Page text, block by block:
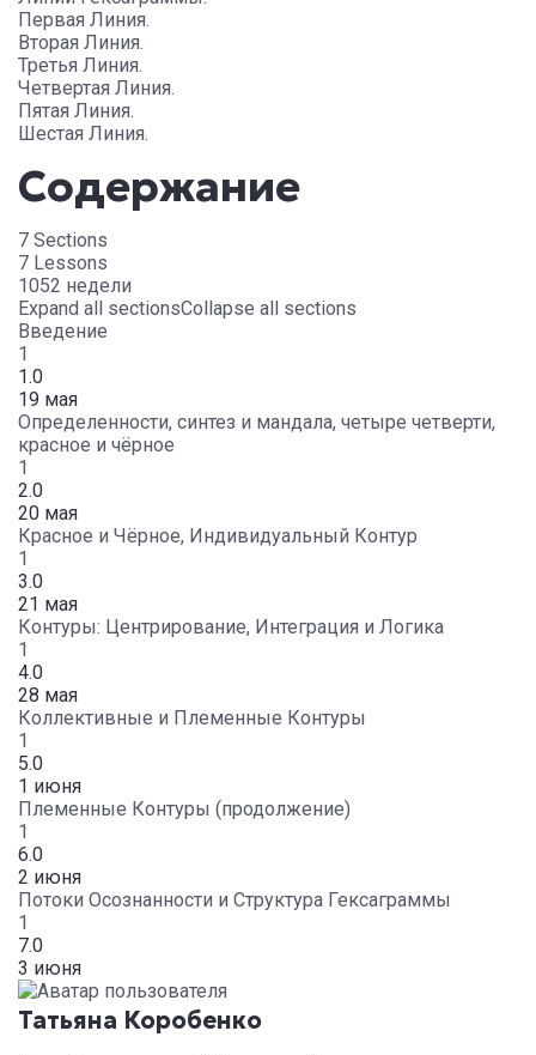
Первая Линия.
Вторая Линия.
Третья Линия.
Четвертая Линия.
Пятая Линия.
Шестая Линия.
Содержание
7 Sections
7 Lessons
1052 недели
Expand all sectionsCollapse all sections
Введение
1
1.0
19 мая
Определенности, синтез и мандала, четыре четверти,
красное и чёрное
1
2.0
20 мая
Красное и Чёрное, Индивидуальный Контур
1
3.0
21 мая
Контуры: Центрирование, Интеграция и Логика
1
4.0
28 мая
Коллективные и Племенные Контуры
1
5.0
1 июня
Племенные Контуры (продолжение)
1
6.0
2 июня
Потоки Осознанности и Структура Гексаграммы
1
7.0
3 июня
Татьяна Коробенко